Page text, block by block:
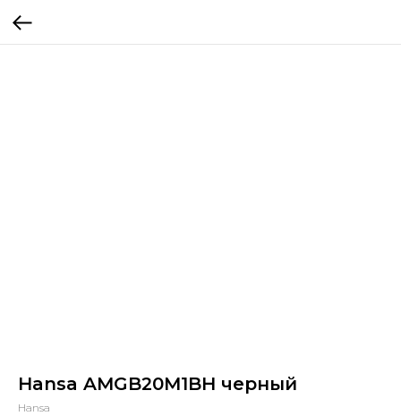
Hansa AMGB20M1BH черный
Hansa